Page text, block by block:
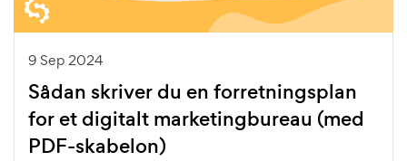
9 Sep 2024
Sådan skriver du en forretningsplan
for et digitalt marketingbureau (med
PDF-skabelon)